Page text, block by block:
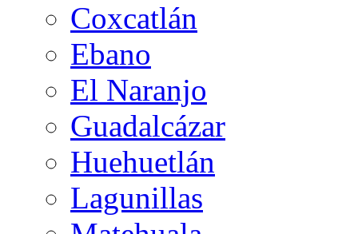
Coxcatlán
Ebano
El Naranjo
Guadalcázar
Huehuetlán
Lagunillas